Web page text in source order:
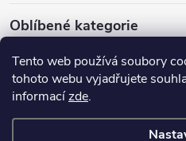
Tento web používá soubory
tohoto webu vyjadřujete
informacízde.
Oblíbené kategorie
Přijímáme online platby